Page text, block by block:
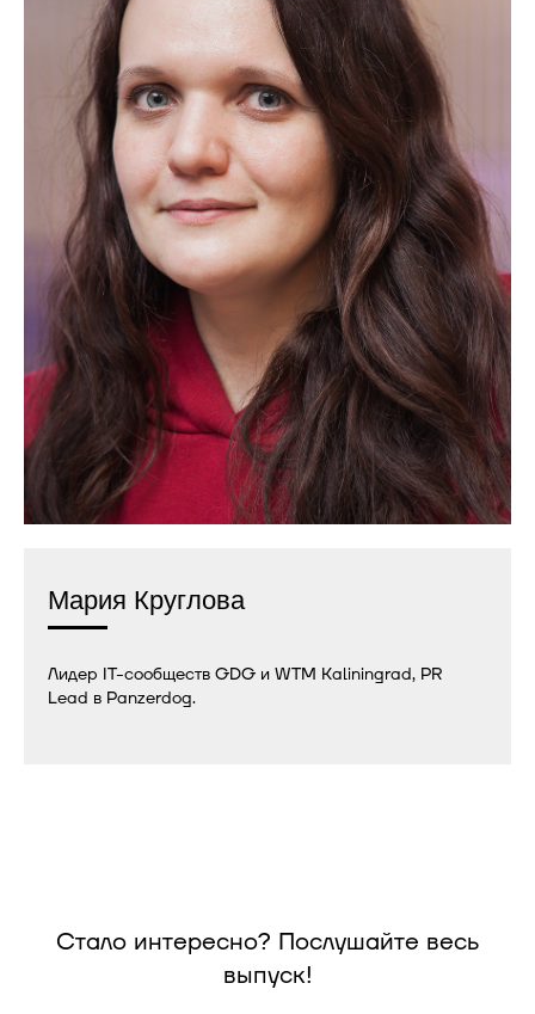
Мария Круглова
Лидер IT-сообществ GDG и WTM Kaliningrad, PR
Lead в Panzerdog.
Стало интересно? Послушайте весь
выпуск!